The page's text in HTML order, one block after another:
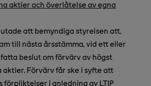
aktier och överlåtelse av egna
att bemyndiga styrelsen att,
till nästa årsstämma, vid ett eller
beslut om förvärv av högst
Förvärv får ske i syfte att
förpliktelser i anledning av LTIP